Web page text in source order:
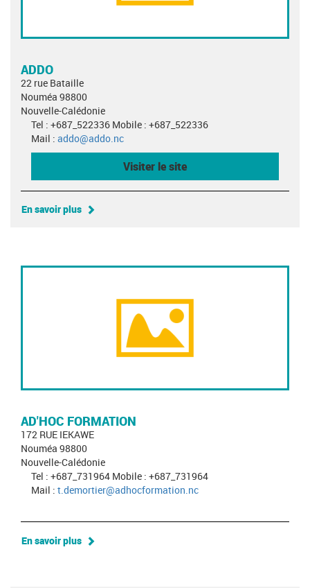
ADDO
22 rue Bataille
Nouméa 98800
Nouvelle-Calédonie
Tel : +687_522336 Mobile : +687_522336
Mail : addo@addo.nc
Visiter le site
En savoir plus
AD'HOC FORMATION
172 RUE IEKAWE
Nouméa 98800
Nouvelle-Calédonie
Tel : +687_731964 Mobile : +687_731964
Mail : t.demortier@adhocformation.nc
En savoir plus